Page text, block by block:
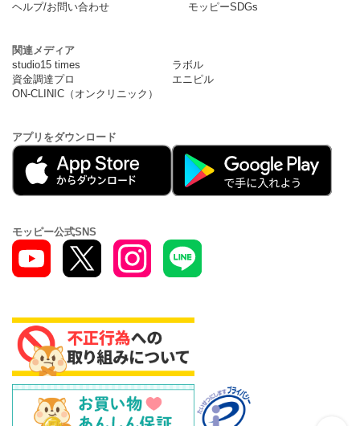
ヘルプ/お問い合わせ モッピーSDGs
関連メディア
studio15 times
ラボル
資金調達プロ
エニピル
ON-CLINIC（オンクリニック）
アプリをダウンロード
モッピー公式SNS